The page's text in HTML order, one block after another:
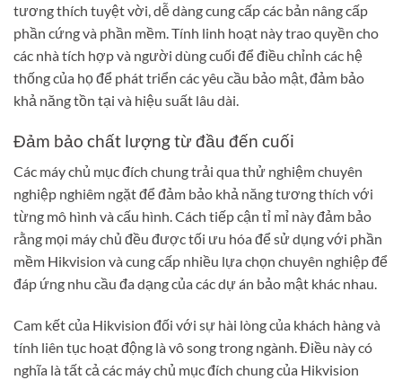
tương thích tuyệt vời, dễ dàng cung cấp các bản nâng cấp
phần cứng và phần mềm. Tính linh hoạt này trao quyền cho
các nhà tích hợp và người dùng cuối để điều chỉnh các hệ
thống của họ để phát triển các yêu cầu bảo mật, đảm bảo
khả năng tồn tại và hiệu suất lâu dài.
Đảm bảo chất lượng từ đầu đến cuối
Các máy chủ mục đích chung trải qua thử nghiệm chuyên
nghiệp nghiêm ngặt để đảm bảo khả năng tương thích với
từng mô hình và cấu hình. Cách tiếp cận tỉ mỉ này đảm bảo
rằng mọi máy chủ đều được tối ưu hóa để sử dụng với phần
mềm Hikvision và cung cấp nhiều lựa chọn chuyên nghiệp để
đáp ứng nhu cầu đa dạng của các dự án bảo mật khác nhau.
Cam kết của Hikvision đối với sự hài lòng của khách hàng và
tính liên tục hoạt động là vô song trong ngành. Điều này có
nghĩa là tất cả các máy chủ mục đích chung của Hikvision